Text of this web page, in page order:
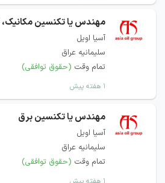
مهندس یا تکنسین
آسیا اویل
سلیمانیه عراق
تمام وقت (حقوق توافقی)
۱ هفته پیش
مهندس یا تکنسین برق
آسیا اویل
سلیمانیه عراق
تمام وقت (حقوق توافقی)